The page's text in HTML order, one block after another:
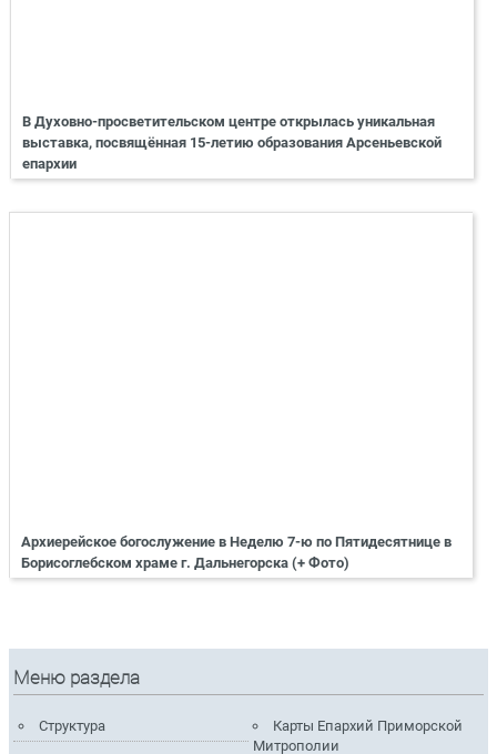
В Духовно-просветительском центре открылась уникальная
выставка, посвящённая 15-летию образования Арсеньевской
епархии
Архиерейское богослужение в Неделю 7-ю по Пятидесятнице в
Борисоглебском храме г. Дальнегорска (+ Фото)
Меню раздела
Структура
Карты Епархий Приморской
Митрополии